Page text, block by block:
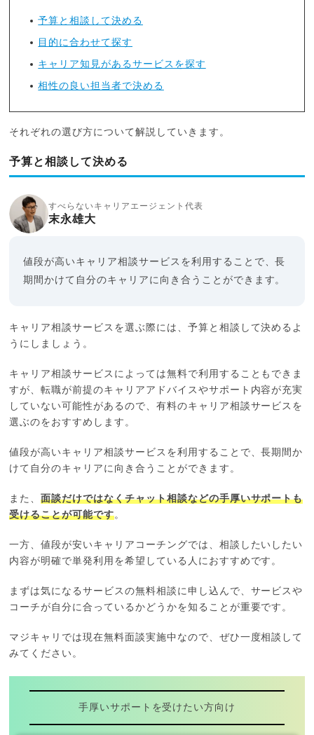
予算と相談して決める
目的に合わせて探す
キャリア知見があるサービスを探す
相性の良い担当者で決める
それぞれの選び方について解説していきます。
予算と相談して決める
すべらないキャリアエージェント代表
末永雄大
値段が高いキャリア相談サービスを利用することで、長
期間かけて自分のキャリアに向き合うことができます。
キャリア相談サービスを選ぶ際には、予算と相談して決めるよ
うにしましょう。
キャリア相談サービスによっては無料で利用することもできま
すが、転職が前提のキャリアアドバイスやサポート内容が充実
していない可能性があるので、有料のキャリア相談サービスを
選ぶのをおすすめします。
値段が高いキャリア相談サービスを利用することで、長期間か
けて自分のキャリアに向き合うことができます。
また、面談だけではなくチャット相談などの手厚いサポートも
受けることが可能です。
一方、値段が安いキャリアコーチングでは、相談したいしたい
内容が明確で単発利用を希望している人におすすめです。
まずは気になるサービスの無料相談に申し込んで、サービスや
コーチが自分に合っているかどうかを知ることが重要です。
マジキャリでは現在無料面談実施中なので、ぜひ一度相談して
みてください。
手厚いサポートを受けたい方向け